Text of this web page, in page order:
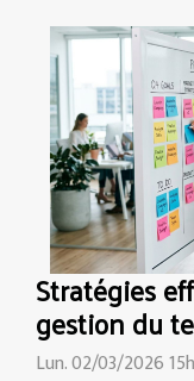
Stratégies
gestion du
Lun. 02/03/2026 15h